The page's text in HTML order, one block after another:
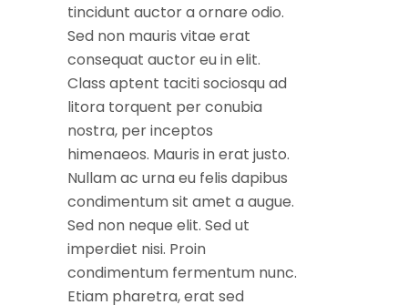
tincidunt auctor a ornare odio.
Sed non mauris vitae erat
consequat auctor eu in elit.
Class aptent taciti sociosqu ad
litora torquent per conubia
nostra, per inceptos
himenaeos. Mauris in erat justo.
Nullam ac urna eu felis dapibus
condimentum sit amet a augue.
Sed non neque elit. Sed ut
imperdiet nisi. Proin
condimentum fermentum nunc.
Etiam pharetra, erat sed